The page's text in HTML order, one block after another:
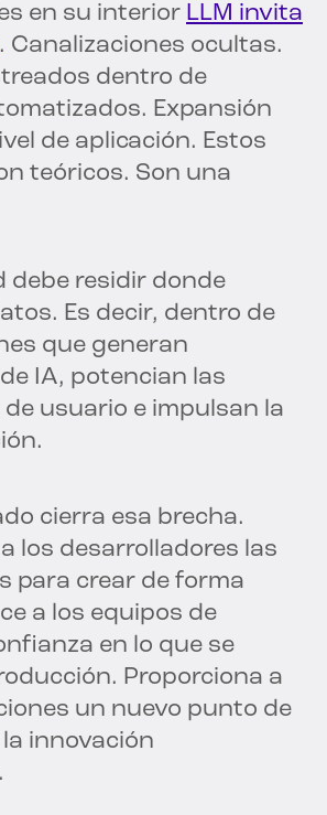
en su interior LLM invita
. Canalizaciones ocultas.
dentro de
Expansión
de aplicación. Estos
teóricos. Son una
debe residir donde
Es decir, dentro de
que generan
IA, potencian las
usuario e impulsan la
cierra esa brecha.
los desarrolladores las
para crear de forma
a los equipos de
en lo que se
Proporciona a
un nuevo punto de
innovación